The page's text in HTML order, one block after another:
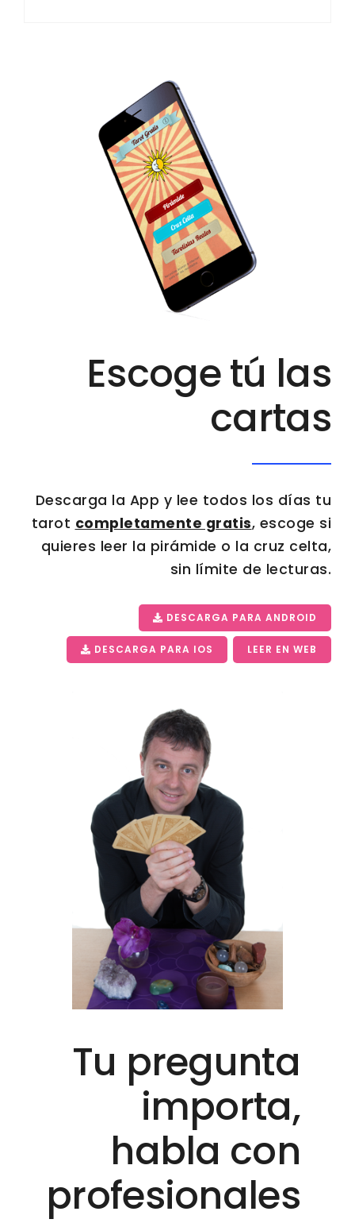
Escoge tú las
cartas
Descarga la App y lee todos los días tu
tarot completamente gratis, escoge si
quieres leer la pirámide o la cruz celta,
sin límite de lecturas.
DESCARGA PARA ANDROID
DESCARGA PARA IOS LEER EN WEB
Tu pregunta
importa,
habla con
profesionales